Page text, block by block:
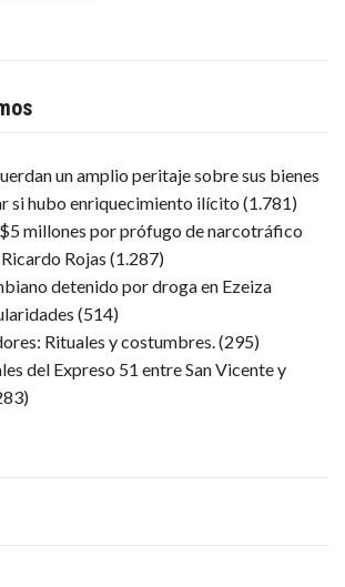
un amplio peritaje sobre sus bienes
si hubo enriquecimiento ilícito (1.781)
millones por prófugo de narcotráfico
Rojas (1.287)
detenido por droga en Ezeiza
(514)
Rituales y costumbres. (295)
del Expreso 51 entre San Vicente y